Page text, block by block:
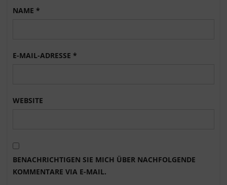
NAME *
E-MAIL-ADRESSE *
WEBSITE
BENACHRICHTIGEN SIE MICH ÜBER NACHFOLGENDE
KOMMENTARE VIA E-MAIL.